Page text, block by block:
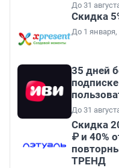
До 31
Скидка
До 1 января,
35 дней
До 31
Скидка
₽ и 40%
ТРЕНД